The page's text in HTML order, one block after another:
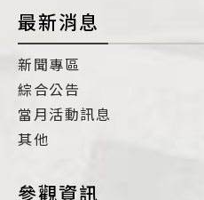
最新消息
新聞專區
綜合公告
當月活動訊息
其他
參觀資訊